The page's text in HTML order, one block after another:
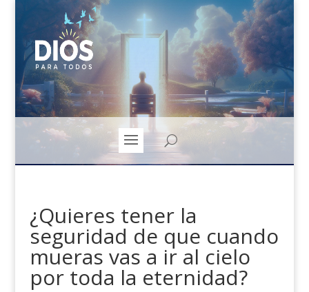
¿Quieres tener la
seguridad de que cuando
mueras vas a ir al cielo
por toda la eternidad?